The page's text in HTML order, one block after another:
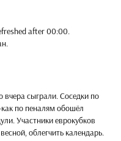
after00:00.
сыграли. Соседки по
по пеналям обошёл
Участники еврокубков
облегчить календарь.